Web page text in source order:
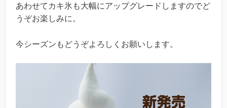
あわせてカキ氷も大幅にアップグレードしますのでど
うぞお楽しみに。
今シーズンもどうぞよろしくお願いします。